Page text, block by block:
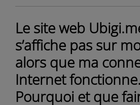
Le site web
s’affiche pas sur
alors que ma
Internet fonctionne.
Pourquoi et que